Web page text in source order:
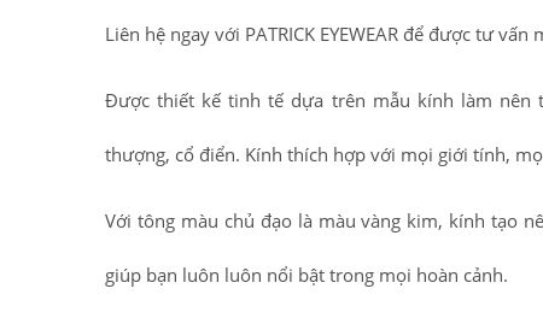
Liên hệ ngay với PATRICK EYEWEAR để được tư vấn
Được thiết kế tinh tế dựa trên mẫu kính làm nên
thượng, cổ điển. Kính thích hợp với mọi giới tính,
Với tông màu chủ đạo là màu vàng kim, kính tạo
giúp bạn luôn luôn nổi bật trong mọi hoàn cảnh.